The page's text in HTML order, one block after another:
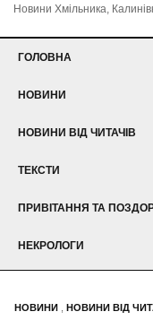
Новини Хмільника,
ГОЛОВНА
НОВИНИ
НОВИНИ ВІД ЧИТАЧІВ
ТЕКСТИ
ПРИВІТАННЯ ТА
НЕКРОЛОГИ
НОВИНИ НОВИНИ ВІД